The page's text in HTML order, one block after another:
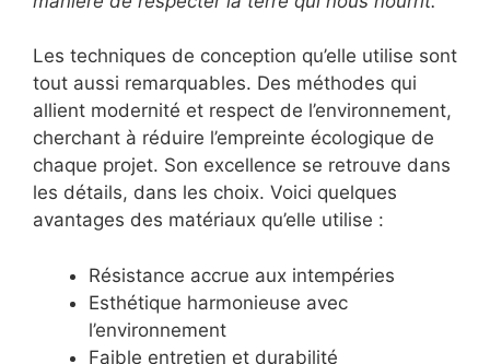
Les techniques de conception qu’elle utilise sont
tout aussi remarquables. Des méthodes qui
allient modernité et respect de l’environnement,
cherchant à réduire l’empreinte écologique de
chaque projet. Son excellence se retrouve dans
les détails, dans les choix. Voici quelques
avantages des matériaux qu’elle utilise :
Résistance accrue aux intempéries
Esthétique harmonieuse avec
l’environnement
Faible entretien et durabilité